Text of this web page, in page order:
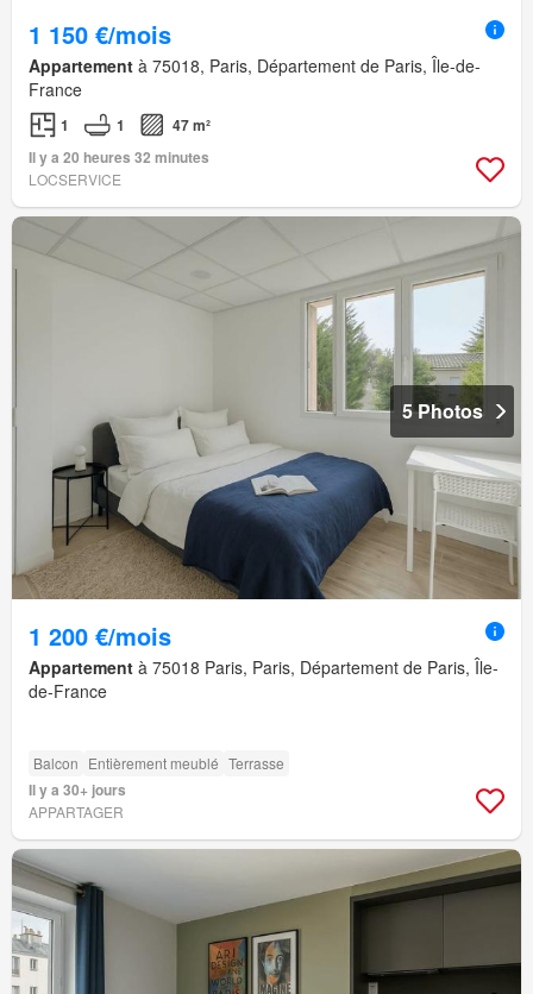
1 150 €/mois
Appartement à 75018, Paris, Département de Paris, Île-de-
France
1 1
47 m²
Il y a 20 heures 32 minutes
LOCSERVICE
5 Photos
1 200 €/mois
Appartement à 75018 Paris, Paris, Département de Paris, Île-
de-France
Balcon Entièrement meublé Terrasse
Il y a 30+ jours
APPARTAGER